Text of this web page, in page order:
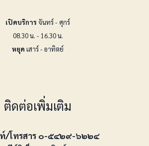
เปิดบริการ จันทร์ - ศุกร์
08.30 น. - 16.30 น.
หยุด เสาร์ - อาทิตย์
ติดต่อเพิ่มเติม
/โทรสาร ๐-๕๔๒๙-๖๒๒๔